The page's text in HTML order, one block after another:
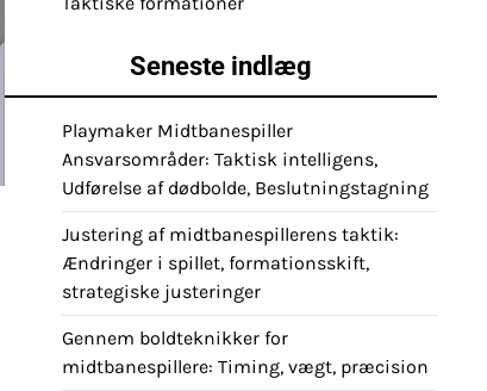
Seneste indlæg
Playmaker Midtbanespiller
Ansvarsområder: Taktisk intelligens,
Udførelse af dødbolde, Beslutningstagning
Justering af midtbanespillerens taktik:
Ændringer i spillet, formationsskift,
strategiske justeringer
Gennem boldteknikker for
midtbanespillere: Timing, vægt, præcision